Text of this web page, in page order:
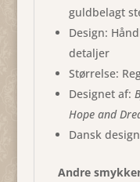
guldbelagt
Design:
detaljer
Størrelse:
Designet af:
Hope and
Dansk design
Andre